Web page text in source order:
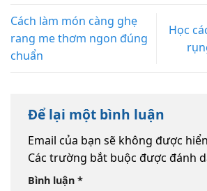
Cách làm món càng ghẹ
rang me thơm ngon đúng
chuẩn
Học
Để lại một bình luận
Email của bạn sẽ không được
Các trường bắt buộc được đánh
Bình luận *